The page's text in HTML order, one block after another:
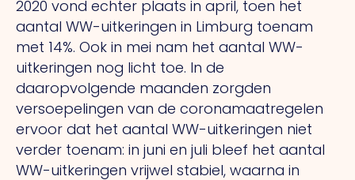
2020 vond echter plaats in april, toen het
aantal WW-uitkeringen in Limburg toenam
met 14%. Ook in mei nam het aantal WW-
uitkeringen nog licht toe. In de
daaropvolgende maanden zorgden
versoepelingen van de coronamaatregelen
ervoor dat het aantal WW-uitkeringen niet
verder toenam: in juni en juli bleef het aantal
WW-uitkeringen vrijwel stabiel, waarna in